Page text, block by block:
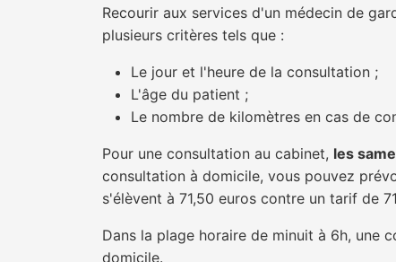
Recourir aux services d'un médecin de
plusieurs critères tels que :
Le jour et l'heure de la consultation ;
L'âge du patient ;
Le nombre de kilomètres en cas de
Pour une consultation au cabinet, les
consultation à domicile, vous pouvez
s'élèvent à 71,50 euros contre un tarif de
Dans la plage horaire de minuit à 6h, une
domicile.